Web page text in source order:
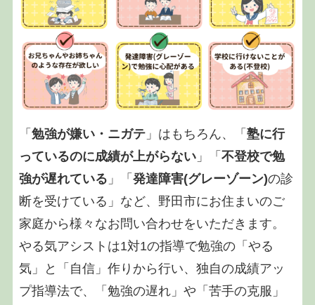
「 勉強が嫌い・ニガテ」はもちろん、「 塾に行
っているのに成績が上がらない」「 不登校で勉
強が遅れている 」「 発達障害(グレーゾーン)の診
断を受けている」など、野田市にお住まいのご
家庭から様々なお問い合わせをいただきます。
やる気アシストは1対1の指導で勉強の「やる
気」と「自信」作りから行い、独自の成績アッ
プ指導法で、「勉強の遅れ」や「苦手の克服」